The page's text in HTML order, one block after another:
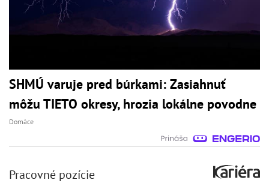
SHMÚ varuje pred búrkami: Zasiahnuť
môžu TIETO okresy, hrozia lokálne povodne
Domáce
Pracovné pozície